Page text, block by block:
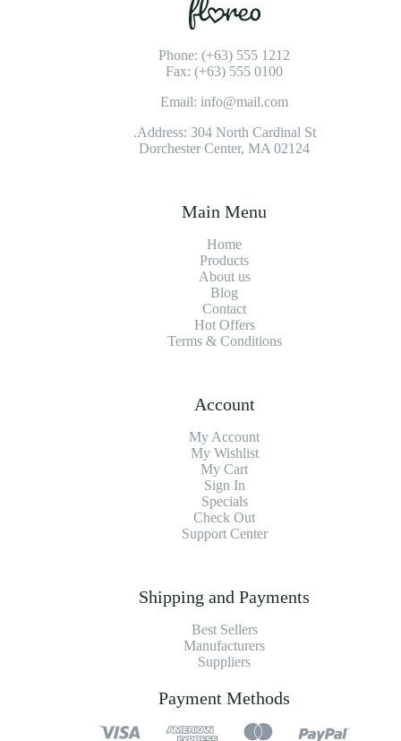
Phone: (+63) 555 1212
Fax: (+63) 555 0100
Email: info@mail.com
Address: 304 North Cardinal St.
Dorchester Center, MA 02124
Main Menu
Home
Products
About us
Blog
Contact
Hot Offers
Terms & Conditions
Account
My Account
My Wishlist
My Cart
Sign In
Specials
Check Out
Support Center
Shipping and Payments
Best Sellers
Manufacturers
Suppliers
Payment Methods